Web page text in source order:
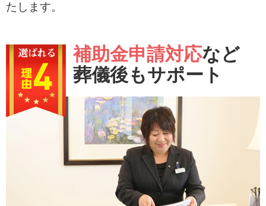
たします。
補助金申請対応など
葬儀後もサポート